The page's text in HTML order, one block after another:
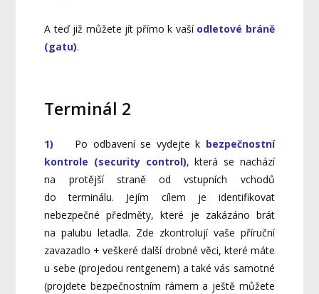
A teď již můžete jít přímo k vaší odletové bráně
(gatu).
Terminál 2
1) Po odbavení se vydejte k bezpečnostní
kontrole (security control), která se nachází
na protější straně od vstupních vchodů
do terminálu. Jejím cílem je identifikovat
nebezpečné předměty, které je zakázáno brát
na palubu letadla. Zde zkontrolují vaše příruční
zavazadlo + veškeré další drobné věci, které máte
u sebe (projedou rentgenem) a také vás samotné
(projdete bezpečnostním rámem a ještě můžete